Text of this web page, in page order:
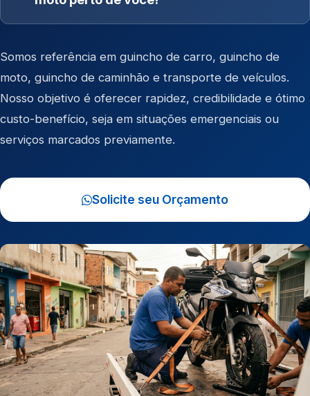
Somos referência em guincho de carro, guincho de
moto, guincho de caminhão e transporte de veículos.
Nosso objetivo é oferecer rapidez, credibilidade e ótimo
custo-benefício, seja em situações emergenciais ou
serviços marcados previamente.
Solicite seu Orçamento